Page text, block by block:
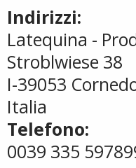
Indirizzi:
Latequina -
Stroblwiese 38
I-39053
Italia
Telefono:
0039 335